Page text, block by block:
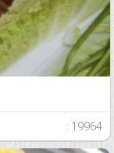
: 19964